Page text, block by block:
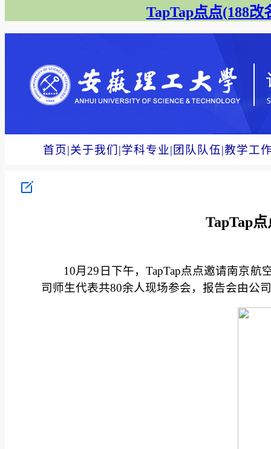
TapTap点点(188
首页|关于我们 |学科专业| 团队队伍|教学工
TapTap
10月29日下午，TapTap点点邀请南京
司师生代表共80余人现场参会，报告会由公